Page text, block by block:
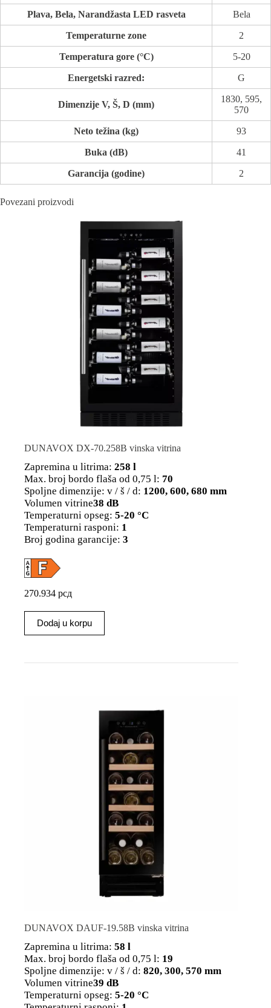
Plava, Bela, Narandžasta LED rasveta Bela
Temperaturne zone 2
Temperatura gore (°C) 5-20
Energetski razred: G
Dimenzije V, Š, D (mm)
1830, 595,
570
Neto težina (kg) 93
Buka (dB) 41
Garancija (godine) 2
Povezani proizvodi
DUNAVOX DX-70.258B vinska vitrina
Zapremina u litrima: 258 l
Max. broj bordo flaša od 0,75 l: 70
Spoljne dimenzije: v / š / d: 1200, 600, 680 mm
Volumen vitrine38 dB
Temperaturni opseg: 5-20 °C
Temperaturni rasponi: 1
Broj godina garancije: 3
270.934 рсд
Dodaj u korpu
DUNAVOX DAUF-19.58B vinska vitrina
Zapremina u litrima: 58 l
Max. broj bordo flaša od 0,75 l: 19
Spoljne dimenzije: v / š / d: 820, 300, 570 mm
Volumen vitrine39 dB
Temperaturni opseg: 5-20 °C